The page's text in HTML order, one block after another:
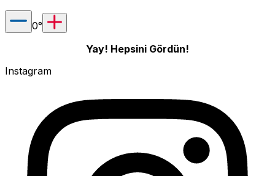
0°
Yay! Hepsini Gördün!
Instagram